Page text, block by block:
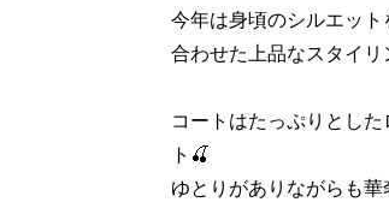
今年は身頃のシルエッ
合わせた上品なスタイ
コートはたっぷりとし
ト🍒
ゆとりがありながらも